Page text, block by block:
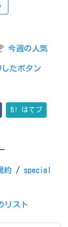
今週の人気
たボタン
B! はてブ
約 / special
リスト